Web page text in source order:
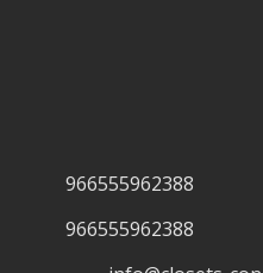
966555962388
966555962388